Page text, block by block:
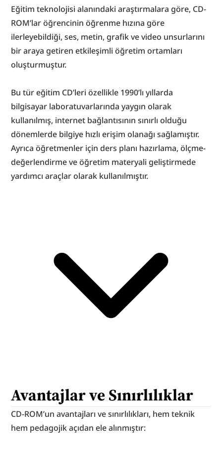
Eğitim teknolojisi alanındaki araştırmalara göre, CD-
ROM’lar öğrencinin öğrenme hızına göre
ilerleyebildiği, ses, metin, grafik ve video unsurlarını
bir araya getiren etkileşimli öğretim ortamları
oluşturmuştur.
Bu tür eğitim CD’leri özellikle 1990’lı yıllarda
bilgisayar laboratuvarlarında yaygın olarak
kullanılmış, internet bağlantısının sınırlı olduğu
dönemlerde bilgiye hızlı erişim olanağı sağlamıştır.
Ayrıca öğretmenler için ders planı hazırlama, ölçme-
değerlendirme ve öğretim materyali geliştirmede
yardımcı araçlar olarak kullanılmıştır.
Avantajlar ve Sınırlılıklar
CD-ROM’un avantajları ve sınırlılıkları, hem teknik
hem pedagojik açıdan ele alınmıştır: